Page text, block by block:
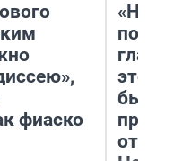
фиаско
этого
бьет